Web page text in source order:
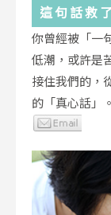
這句話救
受歡迎的
為跌落情
你曾經被「一
低潮，或許是
接住我們的，
的「真心話」。